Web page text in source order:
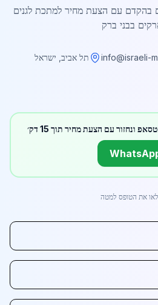
בהקדם עם הצעת מחיר למתכת לגנים
בבני ברק
info@israeli- תל אביב, ישראל
ונחזור עם הצעת מחיר תוך 15 דק׳
את הטופס למטה